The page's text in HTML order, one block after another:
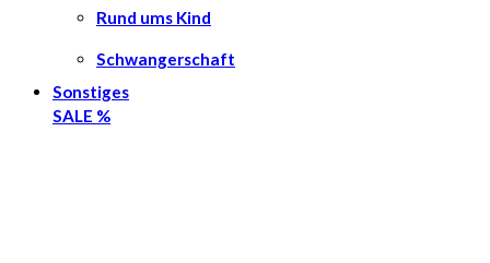
Rund ums Kind
Schwangerschaft
Sonstiges
SALE %